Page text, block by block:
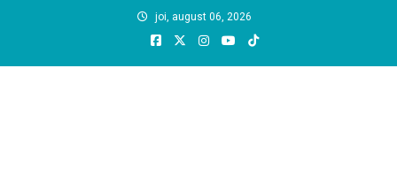
joi, august 06, 2026